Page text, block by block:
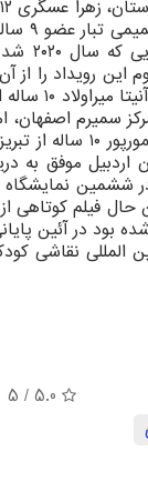
سوم این رویداد
دو در استان اردبیل
حال فیلم
بود در آئین
5.0
/ 5